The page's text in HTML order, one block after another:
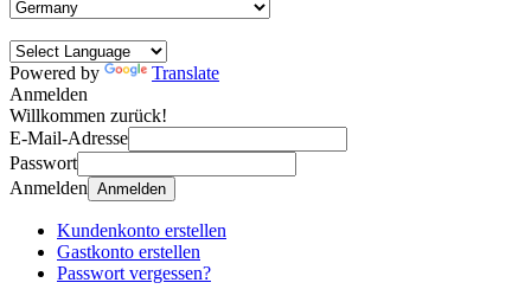
Powered by
Translate
Anmelden
Willkommen zurück!
E-Mail-Adresse
Passwort
Anmelden Anmelden
Kundenkonto erstellen
Gastkonto erstellen
Passwort vergessen?